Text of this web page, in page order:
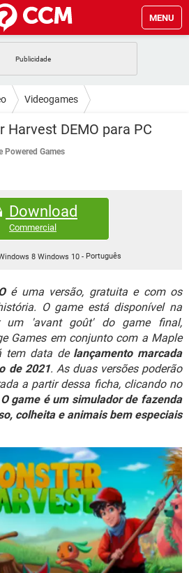
MENU
FACEBOOK
EXCEL
GMAIL
WHATSAPP
WHATSAPP
EXCEL
GMAIL
FACEBOOK
EXCEL
GMAIL
WHATSAPP
GMAIL
Videogames
Harvest DEMO para PC
Powered Games
Download
Commercial
8 Windows 10- Português
é uma versão, gratuita e com os
O game está disponível na
um 'avant goût' do game final,
Games em conjunto com a Maple
tem data de lançamento marcada
de 2021. As duas versões poderão
a partir dessa ficha, clicando no
O game é um simulador de fazenda
colheita e animais bem especiais